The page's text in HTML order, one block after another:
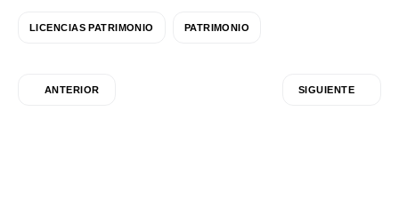
LICENCIAS PATRIMONIO PATRIMONIO
ANTERIOR SIGUIENTE